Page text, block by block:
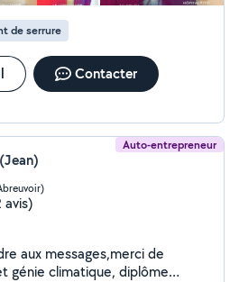
de serrure
Contacter
Auto-entrepreneur
avis)
aux messages,merci de